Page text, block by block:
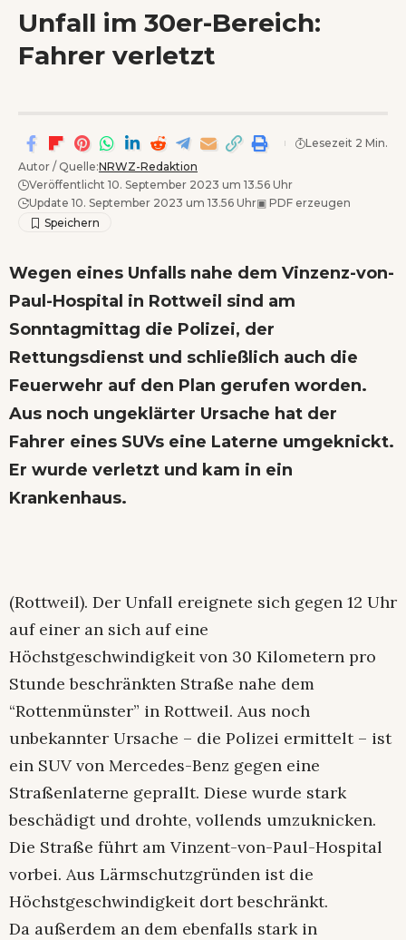
Unfall im 30er-Bereich:
Fahrer verletzt
Autor / Quelle:NRWZ-Redaktion
Veröffentlicht 10. September 2023 um 13.56 Uhr
Update 10. September 2023 um 13.56 Uhr▣ PDF erzeugen
Lesezeit 2 Min.
Wegen eines Unfalls nahe dem Vinzenz-von-
Paul-Hospital in Rottweil sind am
Sonntagmittag die Polizei, der
Rettungsdienst und schließlich auch die
Feuerwehr auf den Plan gerufen worden.
Aus noch ungeklärter Ursache hat der
Fahrer eines SUVs eine Laterne umgeknickt.
Er wurde verletzt und kam in ein
Krankenhaus.
(Rottweil). Der Unfall ereignete sich gegen 12 Uhr
auf einer an sich auf eine
Höchstgeschwindigkeit von 30 Kilometern pro
Stunde beschränkten Straße nahe dem
“Rottenmünster” in Rottweil. Aus noch
unbekannter Ursache – die Polizei ermittelt – ist
ein SUV von Mercedes-Benz gegen eine
Straßenlaterne geprallt. Diese wurde stark
beschädigt und drohte, vollends umzuknicken.
Die Straße führt am Vinzent-von-Paul-Hospital
vorbei. Aus Lärmschutzgründen ist die
Höchstgeschwindigkeit dort beschränkt.
Da außerdem an dem ebenfalls stark in